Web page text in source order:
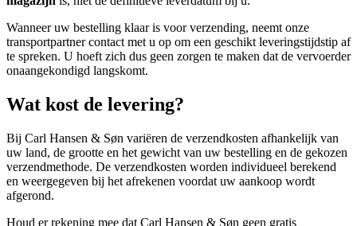
Wanneer uw bestelling klaar is voor verzending, neemt onze
transportpartner contact met u op om een geschikt leveringstijdstip af
te spreken. U hoeft zich dus geen zorgen te maken dat de vervoerder
onaangekondigd langskomt.
Wat kost de levering?
Bij Carl Hansen & Søn variëren de verzendkosten afhankelijk van
uw land, de grootte en het gewicht van uw bestelling en de gekozen
verzendmethode. De verzendkosten worden individueel berekend
en weergegeven bij het afrekenen voordat uw aankoop wordt
afgerond.
Houd er rekening mee dat Carl Hansen & Søn geen gratis